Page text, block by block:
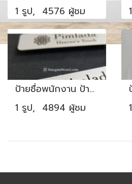
1 รูป, 4576 ผู้ชม
ป้ายชื่อพนักงาน ป้ายชื่อพนักงานสำหรับธุรกิจบริการ
1 รูป, 4894 ผู้ชม